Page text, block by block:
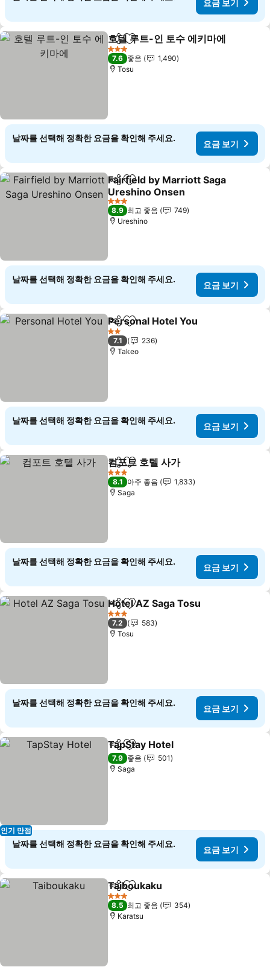
요금 보기
공유 즐겨찾기에 추가
호텔 루트-인 토수 에키마에
3 성급
7.6 좋음
1,490
Tosu
날짜를 선택해 정확한 요금을 확인해 주세요.
요금 보기
공유 즐겨찾기에 추가
Fairfield by Marriott Saga
Ureshino Onsen
3 성급
8.9 최고 좋음
749
Ureshino
날짜를 선택해 정확한 요금을 확인해 주세요.
요금 보기
공유 즐겨찾기에 추가
Personal Hotel You
2 성급
7.1
236
Takeo
날짜를 선택해 정확한 요금을 확인해 주세요.
요금 보기
공유 즐겨찾기에 추가
컴포트 호텔 사가
3 성급
8.1 아주 좋음
1,833
Saga
날짜를 선택해 정확한 요금을 확인해 주세요.
요금 보기
공유 즐겨찾기에 추가
Hotel AZ Saga Tosu
3 성급
7.2
583
Tosu
날짜를 선택해 정확한 요금을 확인해 주세요.
요금 보기
인기 만점
공유 즐겨찾기에 추가
TapStay Hotel
7.9 좋음
501
Saga
날짜를 선택해 정확한 요금을 확인해 주세요.
요금 보기
공유 즐겨찾기에 추가
Taiboukaku
3 성급
8.5 최고 좋음
354
Karatsu